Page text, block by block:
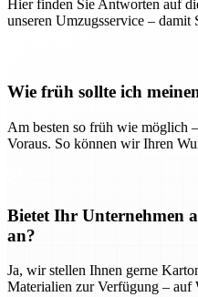
Hier finden Sie Antworten auf
unseren Umzugsservice – damit
Wie früh sollte ich
Am besten so früh wie möglich
Voraus. So können wir Ihren
Bietet Ihr Unternehmen
an?
Ja, wir stellen Ihnen gerne
Materialien zur Verfügung – auf